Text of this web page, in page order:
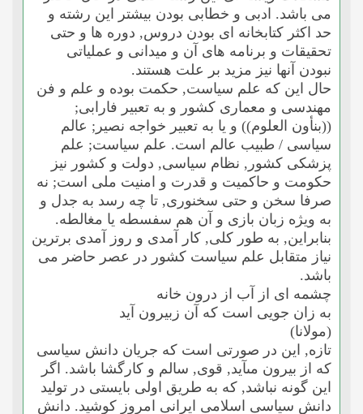
مى باشد. ادبى و خطابى بودن بیشتر این رشته و
حد اکثر کتابخانه اى بودن دروس, دوره ها و حتى
تحقیقات و برنامه هاى آن و میدانى و عملیاتى
نبودن آنها نیز مزید بر علت هستند.
حال این که علم سیاست, حکمت بوده و علم و فن
مهندسى و معمارى کشور و به تعبیر فارابى;
((بنأون العلوم)) و یا به تعبیر خواجه نصیر; عالم
سیاسى / طبیب عالم است. علم سیاست; علم
پزشکى کشور, نظام سیاسى, دولت و کشور نیز
حکومت و حاکمیت و قدرت و امنیت ملى است; نه
صرفا سخن و حتى سخنورى, تا چه رسد به جدل و
به ویژه زبان بازى و آن هم سفسطه یا مغالطه.
بنابراین, به طور کلى, کار آمدى و روز آمدى برترین
نیاز متقابل علم سیاست کشور در عصر حاضر مى
باشد.
چشمه اى از آب از درون خانه
به زان جویى است که آن زبیرون آید
(مولانا)
تازه, این در صورتى است که جریان دانش سیاسى
که از بیرون مىآید, قوى, سالم و کارگشا باشد. اگر
این گونه نباشد, که به طریق اولى بایستى در تولید
دانش سیاسى اسلامى ایرانى امروز کوشید. دانش